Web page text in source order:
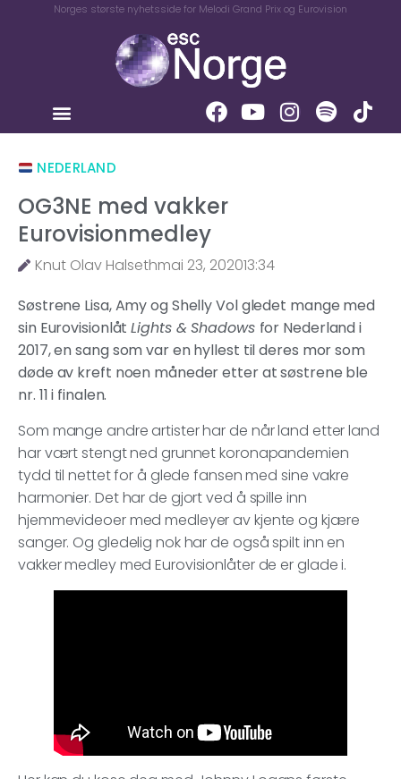
Norges største nyhetsside for Melodi Grand Prix og Eurovision
NEDERLAND
OG3NE med vakker
Eurovisionmedley
Knut Olav Halsethmai 23, 202013:34
Søstrene Lisa, Amy og Shelly Vol gledet mange med
sin EurovisionlåtLights & Shadows for Nederland i
2017, en sang som var en hyllest til deres mor som
døde av kreft noen måneder etter at søstrene ble
nr. 11 i finalen.
Som mange andre artister har de når land etter land
har vært stengt ned grunnet koronapandemien
tydd til nettet for å glede fansen med sine vakre
harmonier. Det har de gjort ved å spille inn
hjemmevideoer med medleyer av kjente og kjære
sanger. Og gledelig nok har de også spilt inn en
vakker medley med Eurovisionlåter de er glade i.